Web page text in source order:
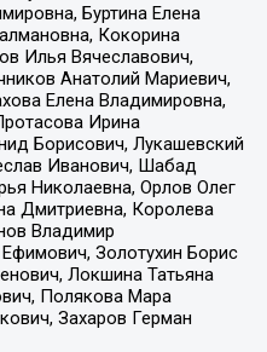
Буртина Елена
Кокорина
Илья Вячеславович,
Анатолий Мариевич,
Елена Владимировна,
Ирина
Борисович, Лукашевский
Иванович, Шабад
Николаевна, Орлов Олег
Дмитриевна, Королева
Владимир
Золотухин Борис
Локшина Татьяна
Полякова Мара
Захаров Герман